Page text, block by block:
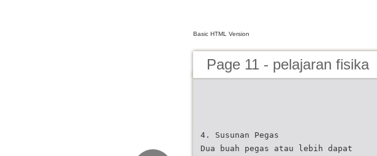
Basic HTML Version
Page 11 - pelajaran fisika
4. Susunan Pegas
Dua buah pegas atau lebih dapat